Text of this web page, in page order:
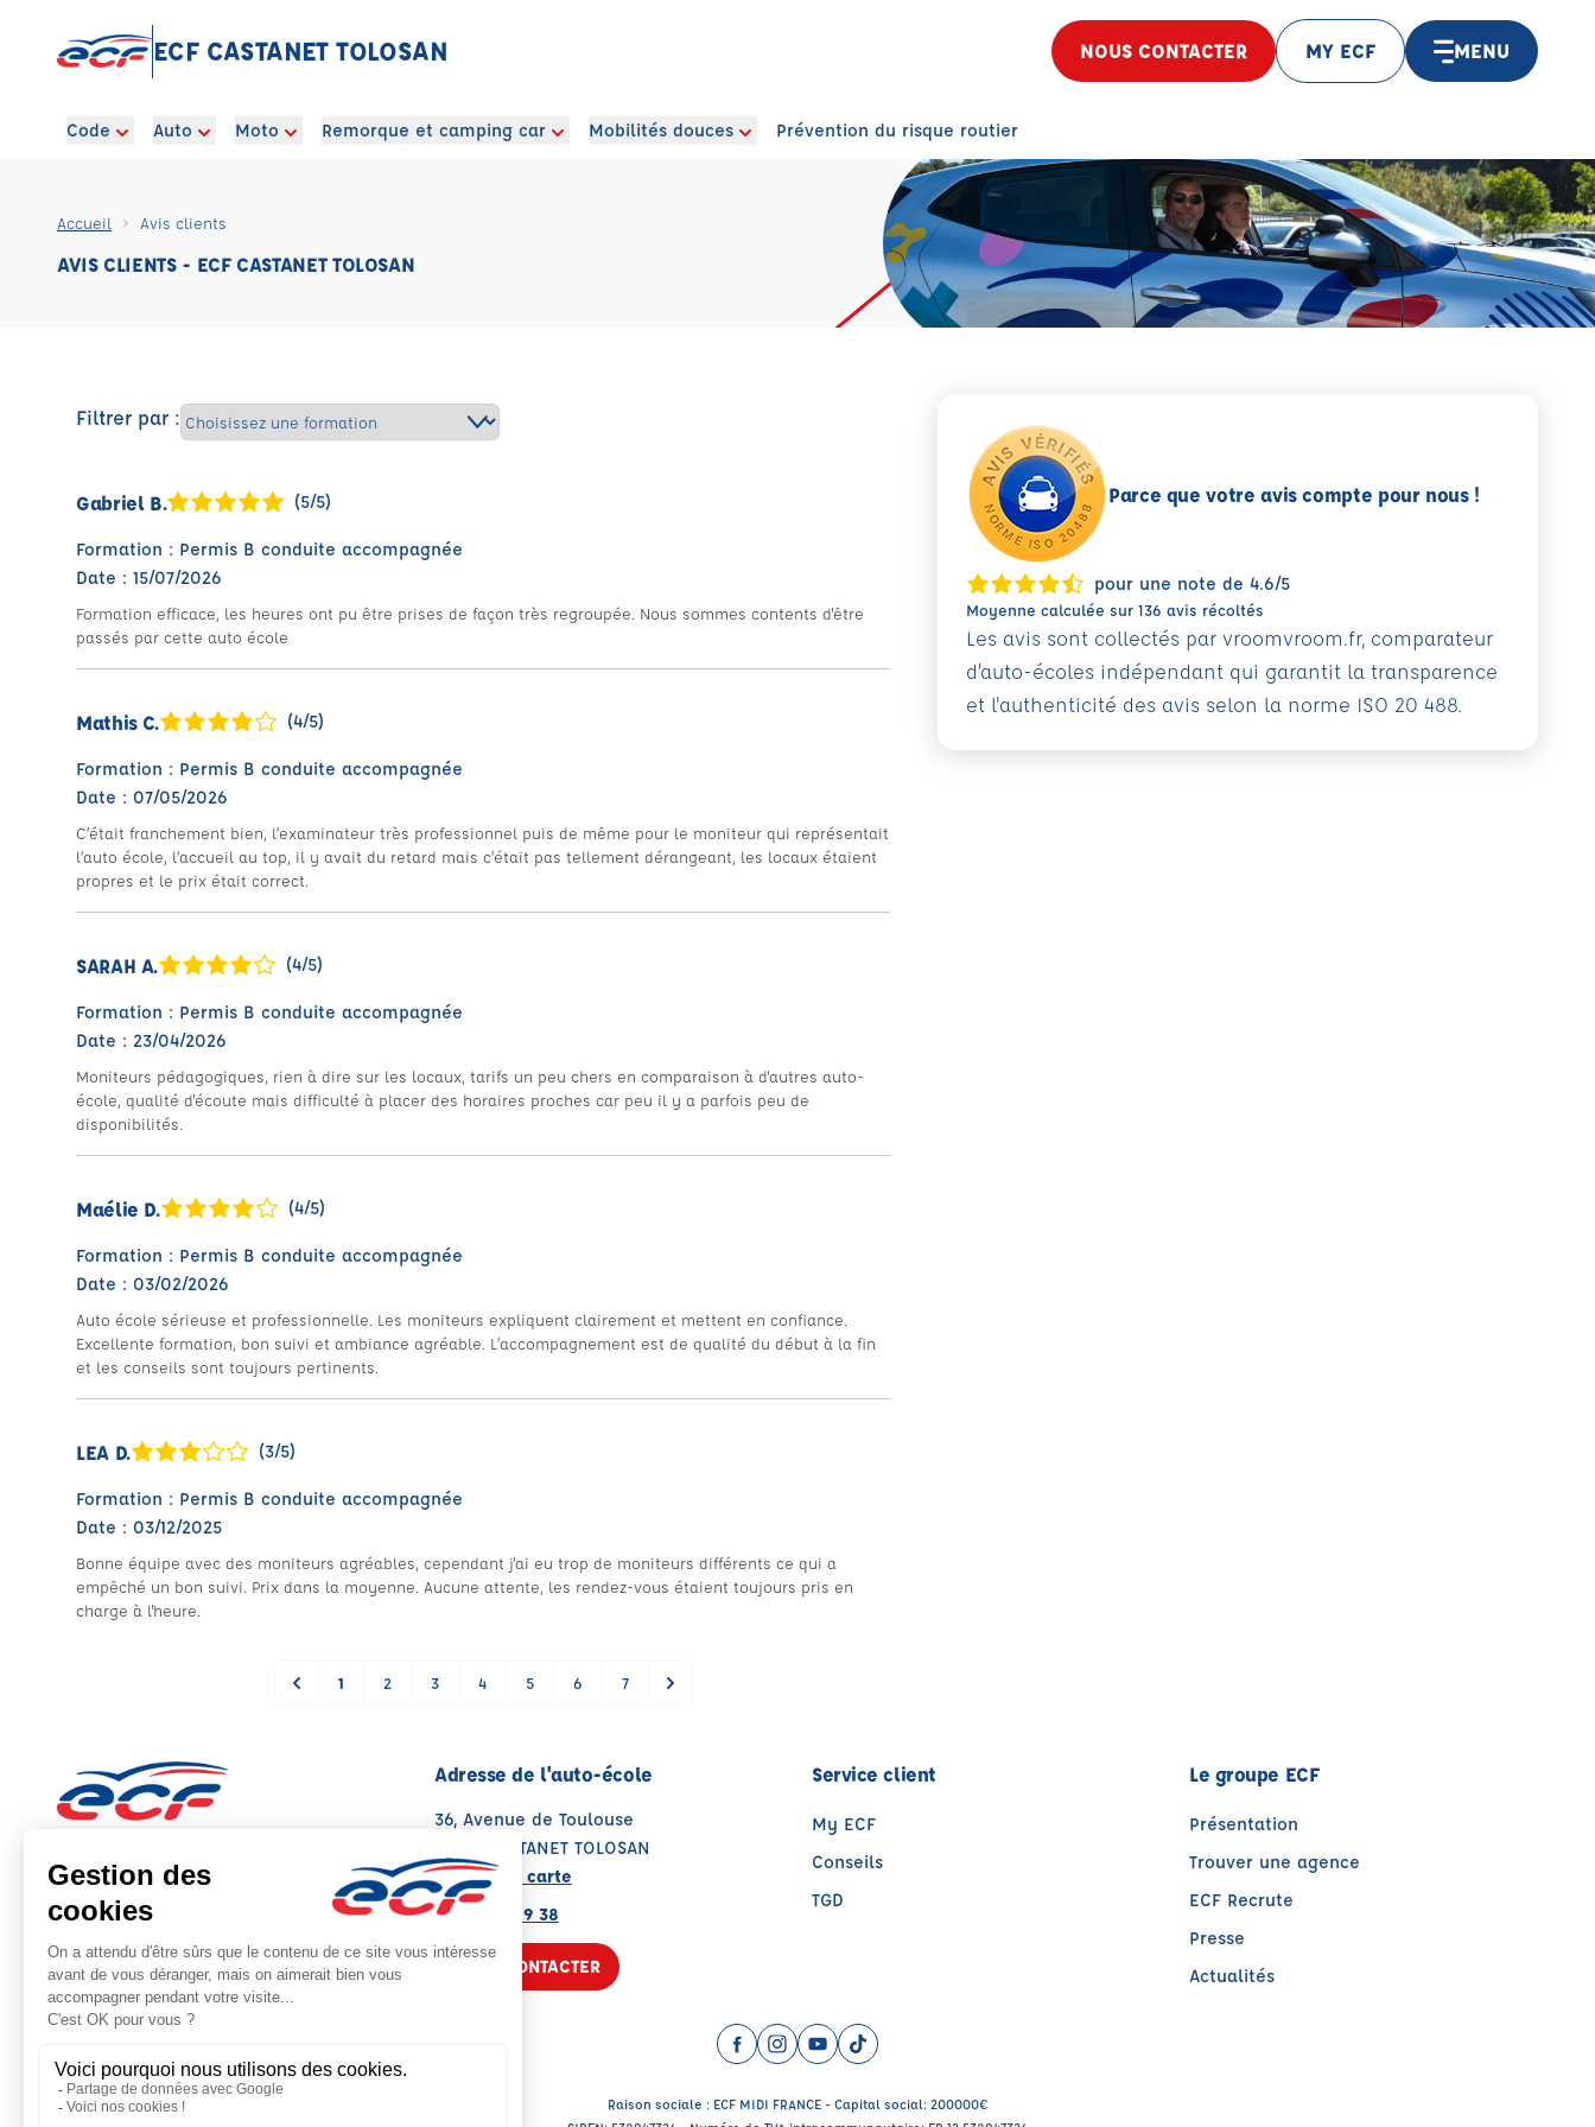
ECF CASTANET TOLOSAN NOUS CONTACTER MY ECF MENU
Code Auto Moto Remorque et camping car Mobilités douces Prévention du risque routier
Accueil Avis clients
AVIS CLIENTS - ECF CASTANET TOLOSAN
Filtrer par :
Gabriel B. (5/5)
Formation : Permis B conduite accompagnée
Date : 15/07/2026
Formation efficace, les heures ont pu être prises de façon très regroupée. Nous sommes contents d'être
passés par cette auto école
Mathis C. (4/5)
Formation : Permis B conduite accompagnée
Date : 07/05/2026
C’était franchement bien, l’examinateur très professionnel puis de même pour le moniteur qui représentait
l’auto école, l’accueil au top, il y avait du retard mais c’était pas tellement dérangeant, les locaux étaient
propres et le prix était correct.
SARAH A. (4/5)
Formation : Permis B conduite accompagnée
Date : 23/04/2026
Moniteurs pédagogiques, rien à dire sur les locaux, tarifs un peu chers en comparaison à d'autres auto-
école, qualité d'écoute mais difficulté à placer des horaires proches car peu il y a parfois peu de
disponibilités.
Maélie D. (4/5)
Formation : Permis B conduite accompagnée
Date : 03/02/2026
Auto école sérieuse et professionnelle. Les moniteurs expliquent clairement et mettent en confiance.
Excellente formation, bon suivi et ambiance agréable. L’accompagnement est de qualité du début à la fin
et les conseils sont toujours pertinents.
LEA D. (3/5)
Formation : Permis B conduite accompagnée
Date : 03/12/2025
Bonne équipe avec des moniteurs agréables, cependant j'ai eu trop de moniteurs différents ce qui a
empêché un bon suivi. Prix dans la moyenne. Aucune attente, les rendez-vous étaient toujours pris en
charge à l'heure.
1 2 3 4 5 6 7
Parce que votre avis compte pour nous !
pour une note de 4.6/5
Moyenne calculée sur 136 avis récoltés
Les avis sont collectés par vroomvroom.fr, comparateur
d’auto-écoles indépendant qui garantit la transparence
et l'authenticité des avis selon la norme ISO 20 488.
Note : 4.6/5
Moyenne calculée sur 136 avis
Adresse de l'auto-école
36, Avenue de Toulouse
31320 CASTANET TOLOSAN
Voir sur la carte
07 82 68 89 38
NOUS CONTACTER
Service client
My ECF
Conseils
TGD
Le groupe ECF
Présentation
Trouver une agence
ECF Recrute
Presse
Actualités
Facebook (nouvelle fenêtre)
Instagram (nouvelle fenêtre)
YouTube (nouvelle fenêtre)
TikTok (nouvelle fenêtre)
Raison sociale : ECF MIDI FRANCE - Capital social: 200000€